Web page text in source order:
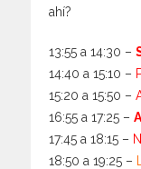
ahí?
13:55 a 14:30 –
14:40 a 15:10 –
15:20 a 15:50 –
16:55 a 17:25 –
17:45 a 18:15 –
18:50 a 19:25 –